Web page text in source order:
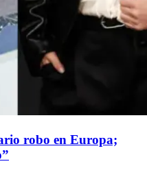
robo en Europa;